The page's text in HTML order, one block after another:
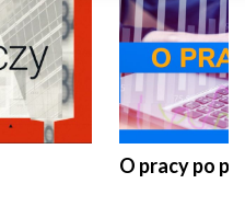
O pracy po